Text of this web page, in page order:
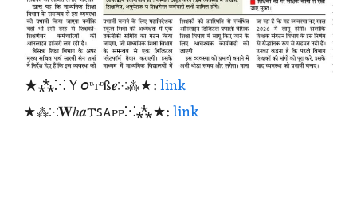
★⁂⁙Ｙ𝘰ᶹтᶹß𝒆⁙⁂★:link
★⁂⁙𝐖ℎ𝒂𐍄ꜱꭺᴩᴩ⁙⁂★:link